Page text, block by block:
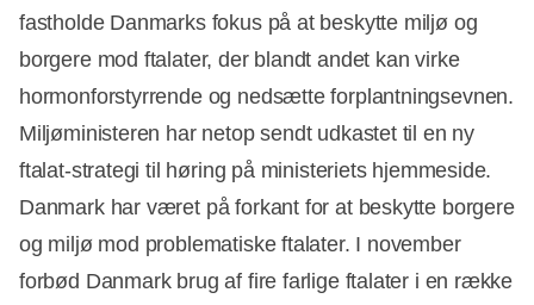
fastholde Danmarks fokus på at beskytte miljø og
borgere mod ftalater, der blandt andet kan virke
hormonforstyrrende og nedsætte forplantningsevnen.
Miljøministeren har netop sendt udkastet til en ny
ftalat-strategi til høring på ministeriets hjemmeside.
Danmark har været på forkant for at beskytte borgere
og miljø mod problematiske ftalater. I november
forbød Danmark brug af fire farlige ftalater i en række